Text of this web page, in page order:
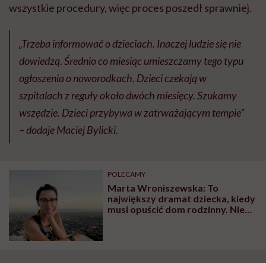
wszystkie procedury, więc proces poszedł sprawniej.
„Trzeba informować o dzieciach. Inaczej ludzie się nie
dowiedzą. Średnio co miesiąc umieszczamy tego typu
ogłoszenia o noworodkach. Dzieci czekają w
szpitalach z reguły około dwóch miesięcy. Szukamy
wszędzie. Dzieci przybywa w zatrważającym tempie”
– dodaje Maciej Bylicki.
POLECAMY
Marta Wroniszewska: To
największy dramat dziecka, kiedy
musi opuścić dom rodzinny. Nie